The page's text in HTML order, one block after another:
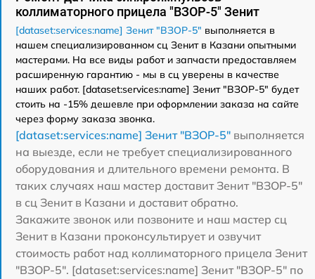
коллиматорного прицела "ВЗОР-5" Зенит
[dataset:services:name] Зенит "ВЗОР-5" выполняется в
нашем специализированном сц Зенит в Казани опытными
мастерами. На все виды работ и запчасти предоставляем
расширенную гарантию - мы в сц уверены в качестве
наших работ. [dataset:services:name] Зенит "ВЗОР-5" будет
стоить на -15% дешевле при оформлении заказа на сайте
через форму заказа звонка.
[dataset:services:name] Зенит "ВЗОР-5" выполняется
на выезде, если не требует специализированного
оборудования и длительного времени ремонта. В
таких случаях наш мастер доставит Зенит "ВЗОР-5"
в сц Зенит в Казани и доставит обратно.
Закажите звонок или позвоните и наш мастер сц
Зенит в Казани проконсультирует и озвучит
стоимость работ над коллиматорного прицела Зенит
"ВЗОР-5". [dataset:services:name] Зенит "ВЗОР-5" по